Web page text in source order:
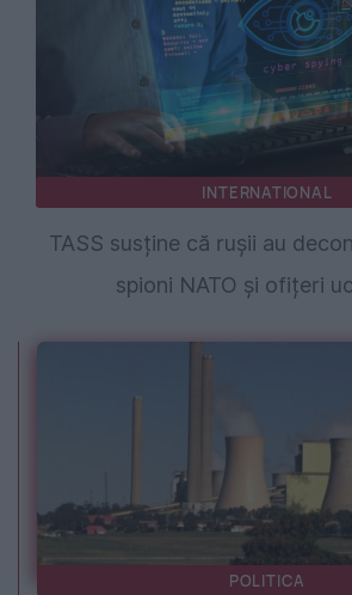
INTERNATIONAL
TASS susține că rușii au
spioni NATO și ofițeri
POLITICA